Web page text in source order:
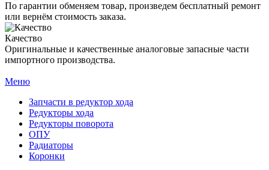
По гарантии обменяем товар, произведем бесплатный ремонт
или вернём стоимость заказа.
Качество
Оригинальные и качественные аналоговые запасные части
импортного производства.
Меню
Запчасти в редуктор хода
Редукторы хода
Редукторы поворота
ОПУ
Радиаторы
Коронки